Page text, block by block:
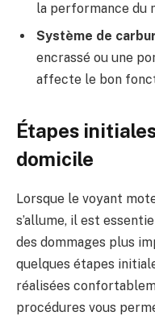
la performance du
Système de
encrassé ou une
affecte le bon
Étapes
domicile
Lorsque le voyant
s’allume, il est
des dommages plus
quelques étapes
réalisées
procédures vous